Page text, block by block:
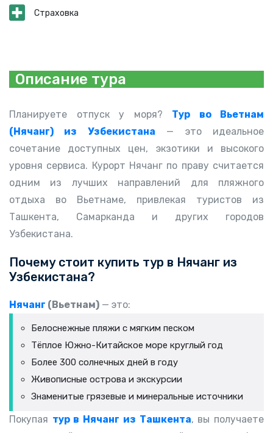
Страховка
Описание тура
Планируете отпуск у моря? Тур во Вьетнам
(Нячанг) из Узбекистана — это идеальное
сочетание доступных цен, экзотики и высокого
уровня сервиса. Курорт Нячанг по праву считается
одним из лучших направлений для пляжного
отдыха во Вьетнаме, привлекая туристов из
Ташкента, Самарканда и других городов
Узбекистана.
Почему стоит купить тур в Нячанг из
Узбекистана?
Нячанг (Вьетнам) — это:
Белоснежные пляжи с мягким песком
Тёплое Южно-Китайское море круглый год
Более 300 солнечных дней в году
Живописные острова и экскурсии
Знаменитые грязевые и минеральные источники
Покупая тур в Нячанг из Ташкента, вы получаете